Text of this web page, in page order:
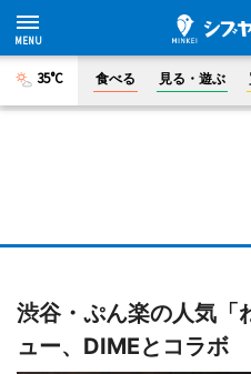
35°C 食べる 見る・遊ぶ
渋谷・ぷん楽の人気「
ュー、DIMEとコラボ